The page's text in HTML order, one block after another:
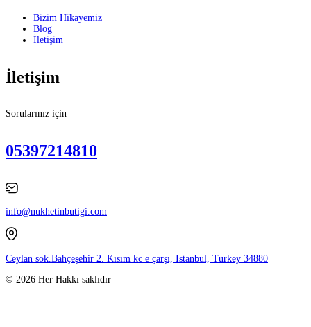
Bizim Hikayemiz
Blog
İletişim
İletişim
Sorularınız için
05397214810
info@nukhetinbutigi.com
Ceylan sok.Bahçeşehir 2. Kısım kc e çarşı, Istanbul, Turkey 34880
© 2026 Her Hakkı saklıdır